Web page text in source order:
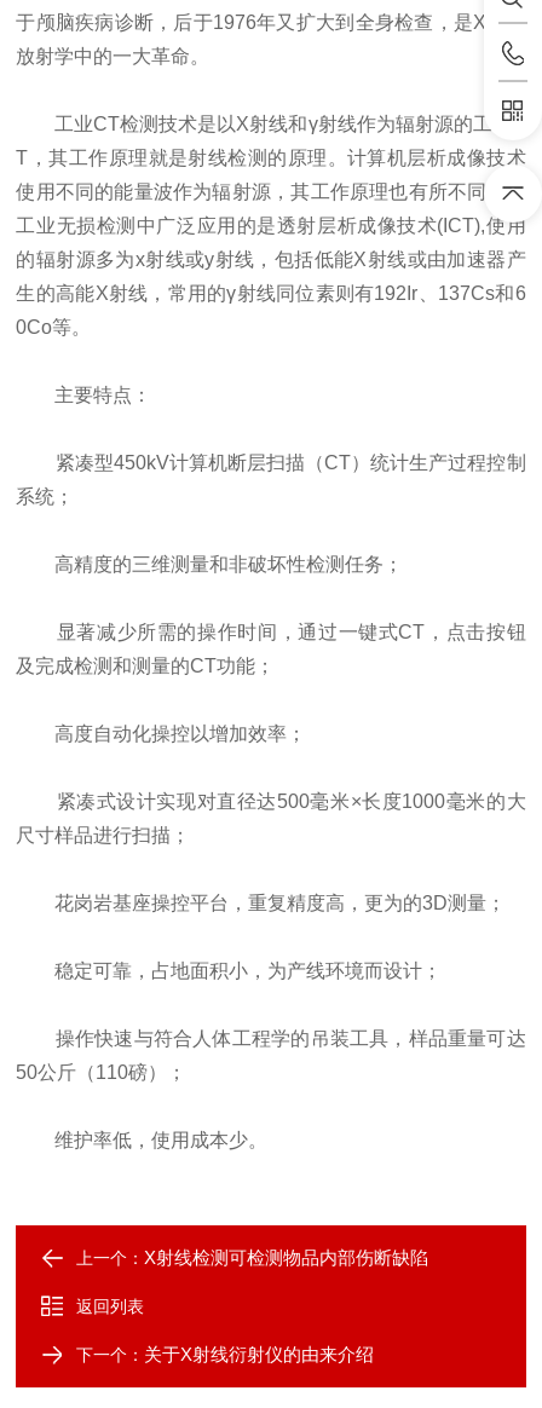
于颅脑疾病诊断，后于1976年又扩大到全身检查，是X线在
放射学中的一大革命。
工业CT检测技术是以X射线和γ射线作为辐射源的工业C
T，其工作原理就是射线检测的原理。计算机层析成像技术
使用不同的能量波作为辐射源，其工作原理也有所不同。在
工业无损检测中广泛应用的是透射层析成像技术(ICT),使用
的辐射源多为x射线或y射线，包括低能X射线或由加速器产
生的高能X射线，常用的γ射线同位素则有192Ir、137Cs和6
0Co等。
主要特点：
紧凑型450kV计算机断层扫描（CT）统计生产过程控制
系统；
高精度的三维测量和非破坏性检测任务；
显著减少所需的操作时间，通过一键式CT，点击按钮
及完成检测和测量的CT功能；
高度自动化操控以增加效率；
紧凑式设计实现对直径达500毫米×长度1000毫米的大
尺寸样品进行扫描；
花岗岩基座操控平台，重复精度高，更为的3D测量；
稳定可靠，占地面积小，为产线环境而设计；
操作快速与符合人体工程学的吊装工具，样品重量可达
50公斤（110磅）；
维护率低，使用成本少。
上一个：X射线检测可检测物品内部伤断缺陷
返回列表
下一个： 关于X射线衍射仪的由来介绍